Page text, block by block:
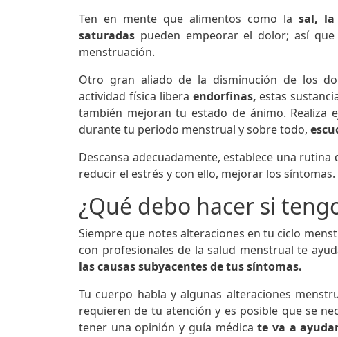
Ten en mente que alimentos como la sal, la
saturadas pueden empeorar el dolor; así
menstruación.
Otro gran aliado de la disminución de los
actividad física libera endorfinas, estas
también mejoran tu estado de ánimo. Realiza
durante tu periodo menstrual y sobre todo,
Descansa adecuadamente, establece una
reducir el estrés y con ello, mejorar los síntomas.
¿Qué debo hacer si
Siempre que notes alteraciones en tu ciclo
con profesionales de la salud menstrual te
las causas subyacentes de tus síntomas.
Tu cuerpo habla y algunas alteraciones
requieren de tu atención y es posible que se
tener una opinión y guía médicate va a